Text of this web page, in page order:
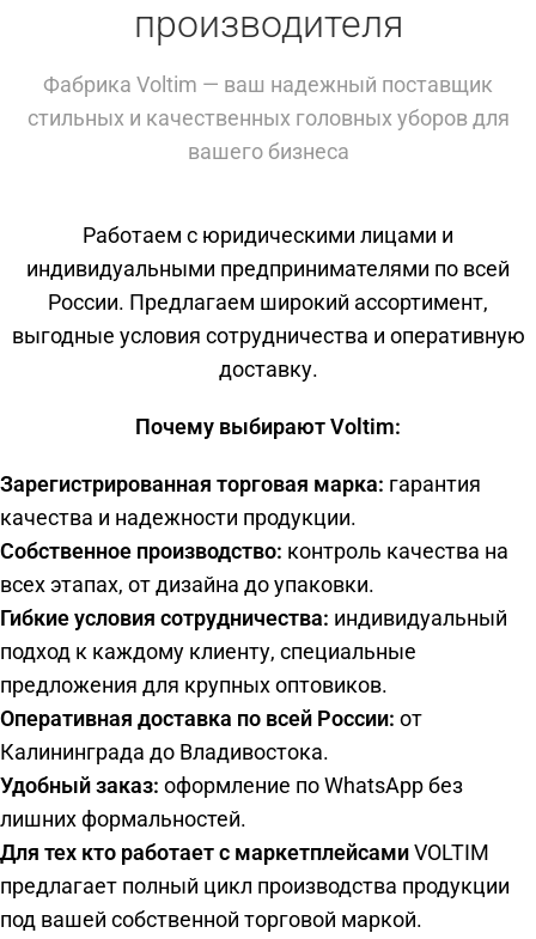
производителя
Фабрика Voltim — ваш надежный поставщик
стильных и качественных головных уборов для
вашего бизнеса
Работаем с юридическими лицами и
индивидуальными предпринимателями по всей
России. Предлагаем широкий ассортимент,
выгодные условия сотрудничества и оперативную
доставку.
Почему выбирают Voltim:
Зарегистрированная торговая марка: гарантия
качества и надежности продукции.
Собственное производство: контроль качества на
всех этапах, от дизайна до упаковки.
Гибкие условия сотрудничества: индивидуальный
подход к каждому клиенту, специальные
предложения для крупных оптовиков.
Оперативная доставка по всей России: от
Калининграда до Владивостока.
Удобный заказ: оформление по WhatsApp без
лишних формальностей.
Для тех кто работает с маркетплейсамиVOLTIM
предлагает полный цикл производства продукции
под вашей собственной торговой маркой.